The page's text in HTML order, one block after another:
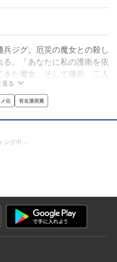
ジグ。厄災の魔女との殺し
。「あなたに私の護衛を依
た魔女、そして傭兵。二人
る大陸を目指す…!!
見る
化 有名漫画賞
ング中…